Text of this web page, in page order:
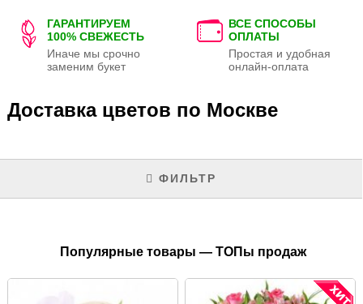
ГАРАНТИРУЕМ
100% СВЕЖЕСТЬ
Иначе мы срочно
заменим букет
ВСЕ СПОСОБЫ
ОПЛАТЫ
Простая и удобная
онлайн-оплата
Доставка цветов по Москве
ФИЛЬТР
Популярные товары — ТОПы продаж